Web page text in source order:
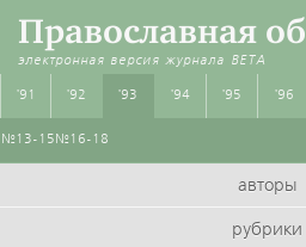
Православная
электронная версия журнала BETA
'91 '92 '93
№13-15№16-18
'94 '95 '96
авторы
рубрики